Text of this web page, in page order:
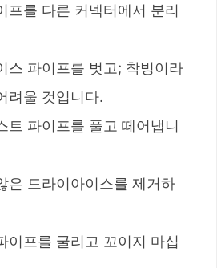
프를 다른 커넥터에서 분리
스 파이프를 벗고; 착빙이라
려울 것입니다.
트 파이프를 풀고 떼어냅니
은 드라이아이스를 제거하
이프를 굴리고 꼬이지 마십